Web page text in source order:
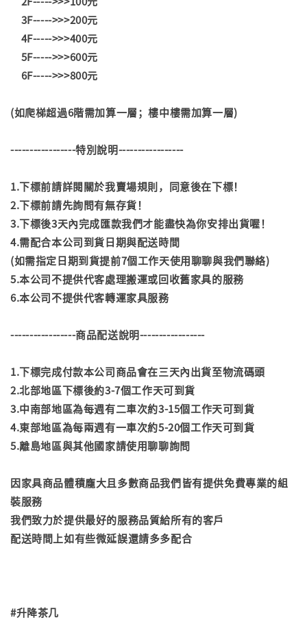
3F----->>>200元
4F----->>>400元
5F----->>>600元
6F----->>>800元
(如爬梯超過6階需加算一層；樓中樓需加算一層)
-----------------特別說明-----------------
1.下標前請詳閱關於我賣場規則，同意後在下標！
2.下標前請先詢問有無存貨！
3.下標後3天內完成匯款我們才能盡快為你安排出貨喔！
4.需配合本公司到貨日期與配送時間
(如需指定日期到貨提前7個工作天使用聊聊與我們聯絡)
5.本公司不提供代客處理搬運或回收舊家具的服務
6.本公司不提供代客轉運家具服務
-----------------商品配送說明-----------------
1.下標完成付款本公司商品會在三天內出貨至物流碼頭
2.北部地區下標後約3-7個工作天可到貨
3.中南部地區為每週有二車次約3-15個工作天可到貨
4.東部地區為每兩週有一車次約5-20個工作天可到貨
5.離島地區與其他國家請使用聊聊詢問
因家具商品體積龐大且多數商品我們皆有提供免費專業的組
裝服務
我們致力於提供最好的服務品質給所有的客戶
配送時間上如有些微延誤還請多多配合
#升降茶几